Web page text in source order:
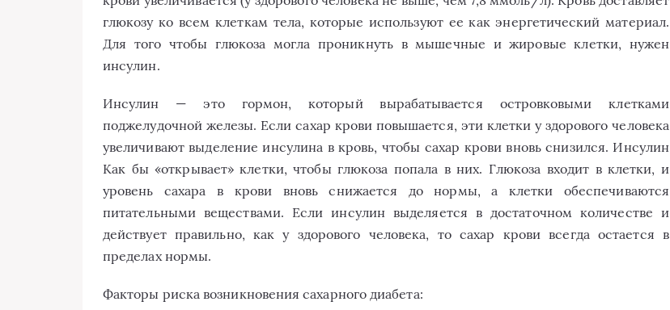
глюкозу ко всем клеткам тела, которые используют ее как энергетический материал.
Для того чтобы глюкоза могла проникнуть в мышечные и жировые клетки, нужен
инсулин.
Инсулин — это гормон, который вырабатывается островковыми клетками
поджелудочной железы. Если сахар крови повышается, эти клетки у здорового человека
увеличивают выделение инсулина в кровь, чтобы сахар крови вновь снизился. Инсулин
Как бы «открывает» клетки, чтобы глюкоза попала в них. Глюкоза входит в клетки, и
уровень сахара в крови вновь снижается до нормы, а клетки обеспечиваются
питательными веществами. Если инсулин выделяется в достаточном количестве и
действует правильно, как у здорового человека, то сахар крови всегда остается в
пределах нормы.
Факторы риска возникновения сахарного диабета: